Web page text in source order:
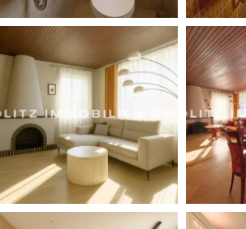
stehen Ihnen bei Wunsch auch in
gern zur Seite.